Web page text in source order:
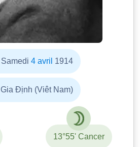
Samedi 4 avril 1914
Gia Định (Viêt Nam)
13°55' Cancer